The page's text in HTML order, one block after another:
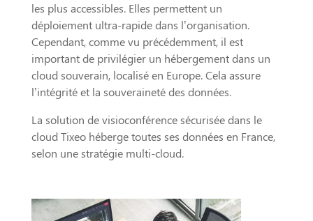
les plus accessibles. Elles permettent un
déploiement ultra-rapide dans l’organisation.
Cependant, comme vu précédemment, il est
important de privilégier un hébergement dans un
cloud souverain, localisé en Europe. Cela assure
l’intégrité et la souveraineté des données.
La solution de visioconférence sécurisée dans le
cloud Tixeo héberge toutes ses données en France,
selon une stratégie multi-cloud.